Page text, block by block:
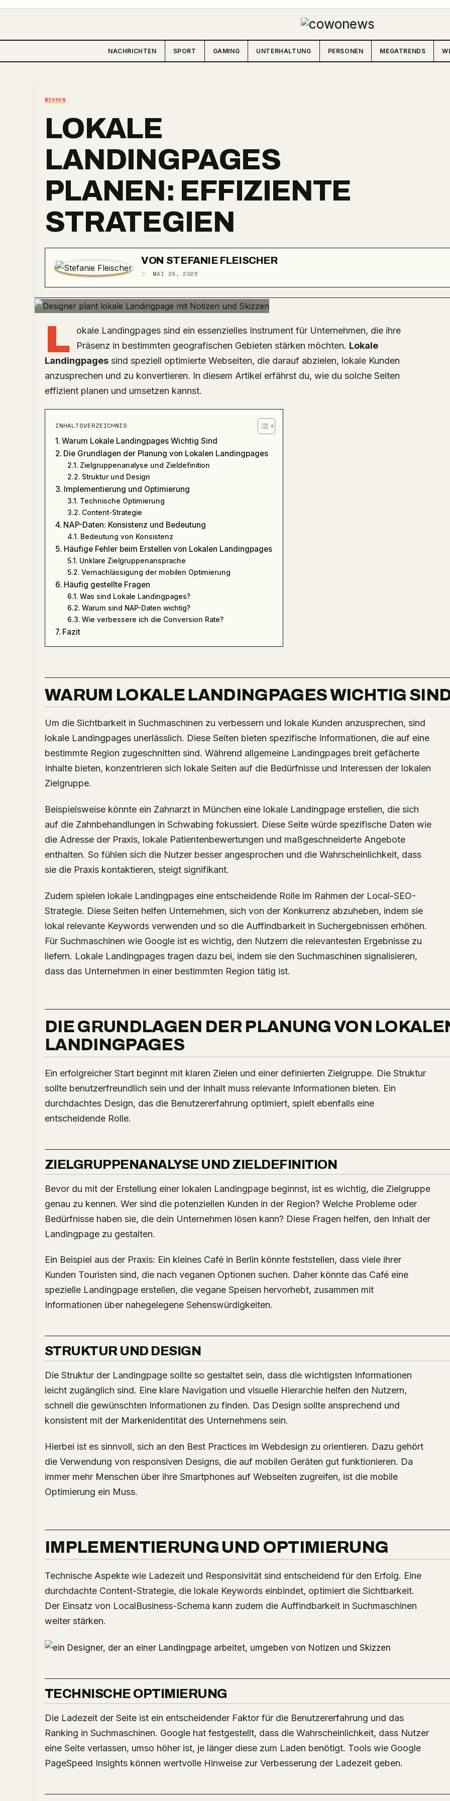
Zum
NACHRICHTEN SPORT GAMING UNTERHALTUNG PERSONEN MEGATRENDS
WISSEN
LOKALE
LANDINGPAGES
PLANEN: EFFIZIENTE
STRATEGIEN
VON STEFANIE FLEISCHER
MAI 29, 2026
L
okale Landingpages sind ein essenzielles Instrument für Unternehmen, die ihre
Präsenz in bestimmten geografischen Gebieten stärken möchten. Lokale
Landingpages sind speziell optimierte Webseiten, die darauf abzielen, lokale Kunden
anzusprechen und zu konvertieren. In diesem Artikel erfährst du, wie du solche Seiten
effizient planen und umsetzen kannst.
INHALTSVERZEICHNIS
Warum Lokale Landingpages Wichtig Sind
Die Grundlagen der Planung von Lokalen Landingpages
Zielgruppenanalyse und Zieldefinition
Struktur und Design
Implementierung und Optimierung
Technische Optimierung
Content-Strategie
NAP-Daten: Konsistenz und Bedeutung
Bedeutung von Konsistenz
Häufige Fehler beim Erstellen von Lokalen Landingpages
Unklare Zielgruppenansprache
Vernachlässigung der mobilen Optimierung
Häufig gestellte Fragen
Was sind Lokale Landingpages?
Warum sind NAP-Daten wichtig?
Wie verbessere ich die Conversion Rate?
Fazit
WARUM LOKALE LANDINGPAGES WICHTIG
Um die Sichtbarkeit in Suchmaschinen zu verbessern und lokale Kunden anzusprechen, sind
lokale Landingpages unerlässlich. Diese Seiten bieten spezifische Informationen, die auf eine
bestimmte Region zugeschnitten sind. Während allgemeine Landingpages breit gefächerte
Inhalte bieten, konzentrieren sich lokale Seiten auf die Bedürfnisse und Interessen der lokalen
Zielgruppe.
Beispielsweise könnte ein Zahnarzt in München eine lokale Landingpage erstellen, die sich
auf die Zahnbehandlungen in Schwabing fokussiert. Diese Seite würde spezifische Daten wie
die Adresse der Praxis, lokale Patientenbewertungen und maßgeschneiderte Angebote
enthalten. So fühlen sich die Nutzer besser angesprochen und die Wahrscheinlichkeit, dass
sie die Praxis kontaktieren, steigt signifikant.
Zudem spielen lokale Landingpages eine entscheidende Rolle im Rahmen der Local-SEO-
Strategie. Diese Seiten helfen Unternehmen, sich von der Konkurrenz abzuheben, indem sie
lokal relevante Keywords verwenden und so die Auffindbarkeit in Suchergebnissen erhöhen.
Für Suchmaschinen wie Google ist es wichtig, den Nutzern die relevantesten Ergebnisse zu
liefern. Lokale Landingpages tragen dazu bei, indem sie den Suchmaschinen signalisieren,
dass das Unternehmen in einer bestimmten Region tätig ist.
DIE GRUNDLAGEN DER PLANUNG VON
LANDINGPAGES
Ein erfolgreicher Start beginnt mit klaren Zielen und einer definierten Zielgruppe. Die Struktur
sollte benutzerfreundlich sein und der Inhalt muss relevante Informationen bieten. Ein
durchdachtes Design, das die Benutzererfahrung optimiert, spielt ebenfalls eine
entscheidende Rolle.
ZIELGRUPPENANALYSE UND ZIELDEFINITION
Bevor du mit der Erstellung einer lokalen Landingpage beginnst, ist es wichtig, die Zielgruppe
genau zu kennen. Wer sind die potenziellen Kunden in der Region? Welche Probleme oder
Bedürfnisse haben sie, die dein Unternehmen lösen kann? Diese Fragen helfen, den Inhalt der
Landingpage zu gestalten.
Ein Beispiel aus der Praxis: Ein kleines Café in Berlin könnte feststellen, dass viele ihrer
Kunden Touristen sind, die nach veganen Optionen suchen. Daher könnte das Café eine
spezielle Landingpage erstellen, die vegane Speisen hervorhebt, zusammen mit
Informationen über nahegelegene Sehenswürdigkeiten.
STRUKTUR UND DESIGN
Die Struktur der Landingpage sollte so gestaltet sein, dass die wichtigsten Informationen
leicht zugänglich sind. Eine klare Navigation und visuelle Hierarchie helfen den Nutzern,
schnell die gewünschten Informationen zu finden. Das Design sollte ansprechend und
konsistent mit der Markenidentität des Unternehmens sein.
Hierbei ist es sinnvoll, sich an den Best Practices im Webdesign zu orientieren. Dazu gehört
die Verwendung von responsiven Designs, die auf mobilen Geräten gut funktionieren. Da
immer mehr Menschen über ihre Smartphones auf Webseiten zugreifen, ist die mobile
Optimierung ein Muss.
IMPLEMENTIERUNG UND OPTIMIERUNG
Technische Aspekte wie Ladezeit und Responsivität sind entscheidend für den Erfolg. Eine
durchdachte Content-Strategie, die lokale Keywords einbindet, optimiert die Sichtbarkeit.
Der Einsatz von LocalBusiness-Schema kann zudem die Auffindbarkeit in Suchmaschinen
weiter stärken.
TECHNISCHE OPTIMIERUNG
Die Ladezeit der Seite ist ein entscheidender Faktor für die Benutzererfahrung und das
Ranking in Suchmaschinen. Google hat festgestellt, dass die Wahrscheinlichkeit, dass Nutzer
eine Seite verlassen, umso höher ist, je länger diese zum Laden benötigt. Tools wie Google
PageSpeed Insights können wertvolle Hinweise zur Verbesserung der Ladezeit geben.